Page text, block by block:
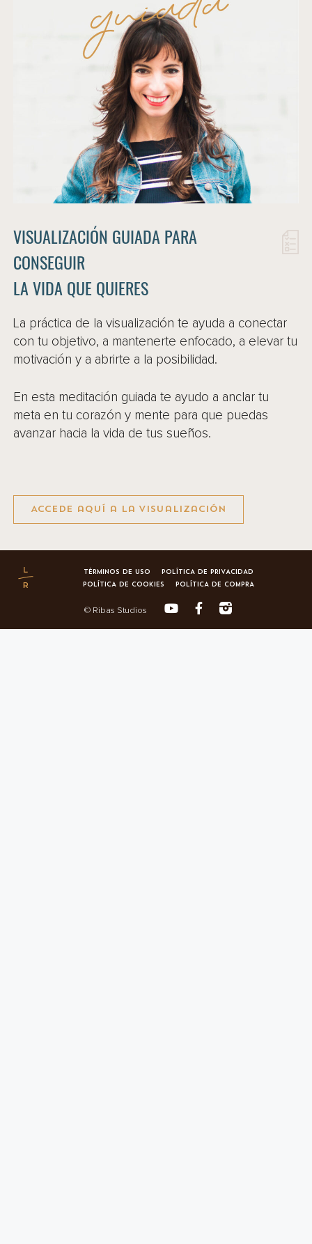
VISUALIZACIÓN GUIADA PARA
CONSEGUIR
LA VIDA QUE QUIERES
La práctica de la visualización te ayuda a conectar
con tu objetivo, a mantenerte enfocado, a elevar tu
motivación y a abrirte a la posibilidad.
En esta meditación guiada te ayudo a anclar tu
meta en tu corazón y mente para que puedas
avanzar hacia la vida de tus sueños.
Accede aquí a la visualización
TÉRMINOS DE USO
POLÍTICA DE PRIVACIDAD
POLÍTICA DE COOKIES
POLÍTICA DE COMPRA
© Ribas Studios